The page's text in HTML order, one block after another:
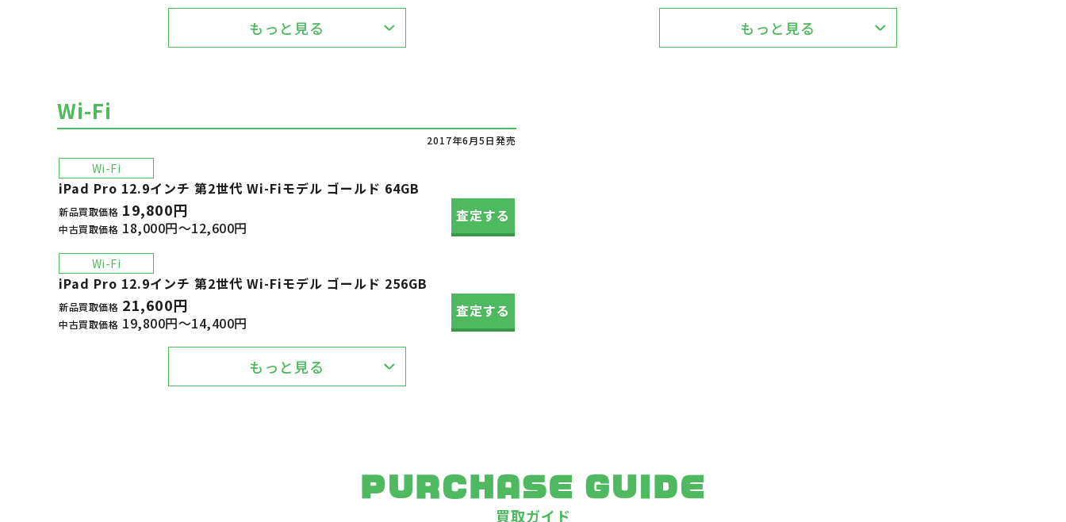
もっと見る もっと見る
Wi-Fi
2017年6月5日発売
Wi-Fi
iPad Pro 12.9インチ 第2世代 Wi-Fiモデル ゴールド 64GB
新品買取価格 19,800円
中古買取価格 18,000円～12,600円
査定する
Wi-Fi
iPad Pro 12.9インチ 第2世代 Wi-Fiモデル ゴールド 256GB
新品買取価格 21,600円
中古買取価格 19,800円～14,400円
査定する
もっと見る
PURCHASE GUIDE
買取ガイド